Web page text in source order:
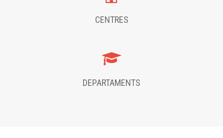
CENTRES
DEPARTAMENTS